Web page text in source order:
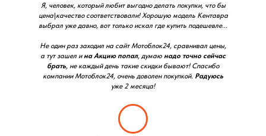
Я, человек, который любит выгодно делать покупки, что бы
цена\качество соответствовали! Хорошую модель Кентавра
выбрал уже давно, вот только искал где купить подешевле...
Не один раз заходил на сайт Мотоблок24, сравнивал цены,
а тут зашел ина Акцию попал, думаю надо точно сейчас
брать, не каждый день такие скидки бывают! Спасибо
компании Мотоблок24, очень доволен покупкой. Радуюсь
уже 2 месяца!